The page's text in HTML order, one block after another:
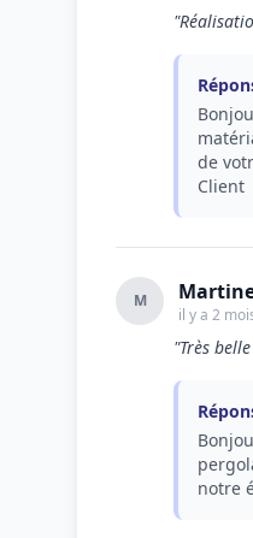
de
Client
M
il y a 2
"Très
notre